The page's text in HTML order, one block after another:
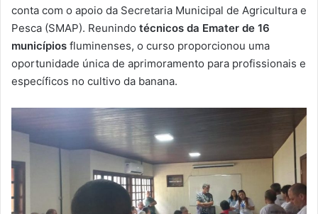
l
conta com o apoio da Secretaria Municipal de Agricultura e
Pesca (SMAP). Reunindo técnicos da Emater de 16
municípios fluminenses, o curso proporcionou uma
oportunidade única de aprimoramento para profissionais e
específicos no cultivo da banana.